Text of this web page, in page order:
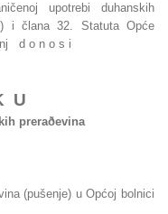
upotrebi duhanskih
i člana 32. Statuta Opće
d o n o s i
U
preraðevina
(pušenje) u Općoj bolnici